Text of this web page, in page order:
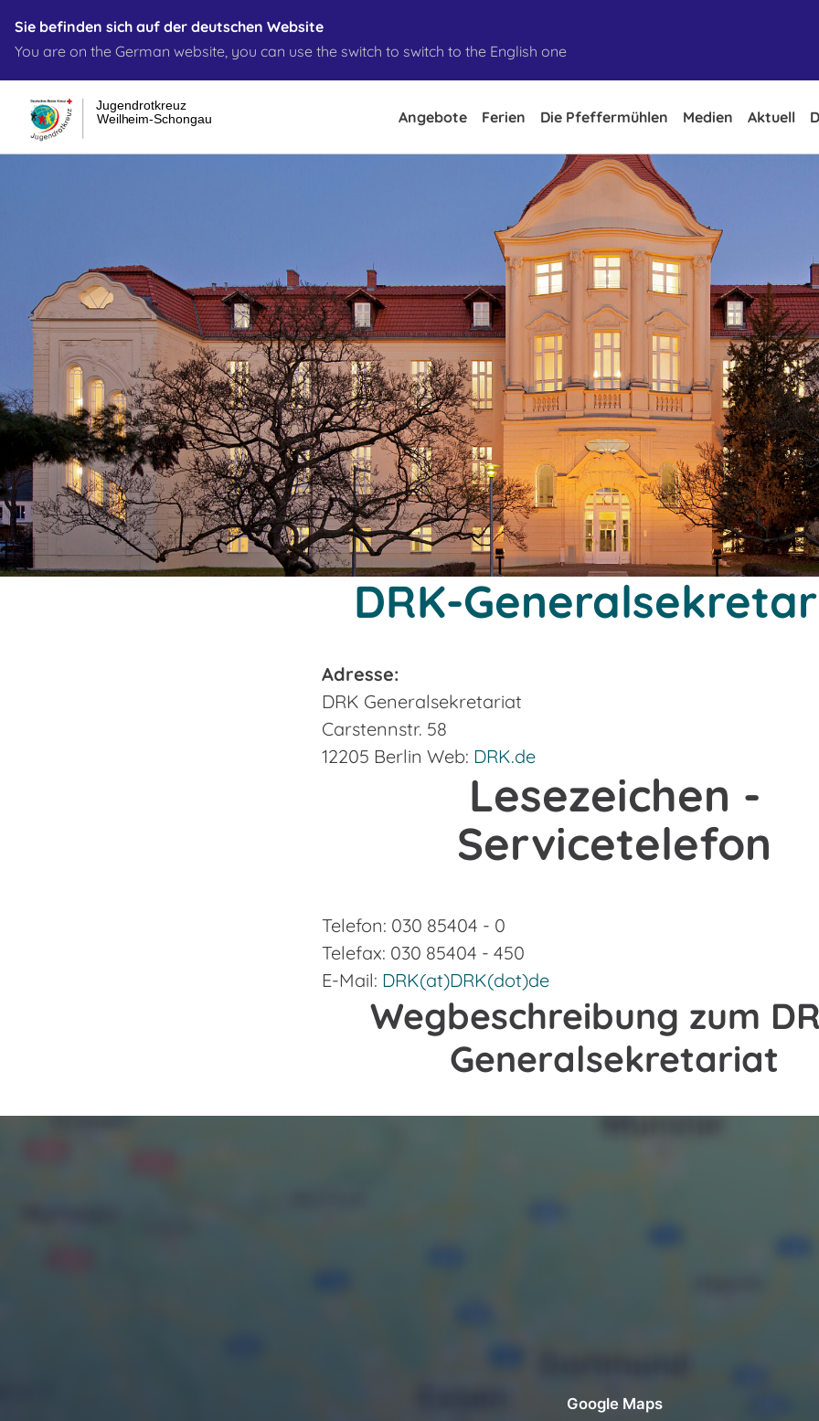
Sie befinden sich auf der deutschen Website
You are on the German website, you can use the switch to switch to the English one
Weilheim-Schongau
Jugendrotkreuz
Angebote Ferien Die Pfeffermühlen Medien Aktuell
DRK-
Adresse:
DRK Generalsekretariat
Carstennstr. 58
12205 Berlin Web: DRK.de
Lesezeichen -
Servicetelefon
Telefon: 030 85404 - 0
Telefax: 030 85404 - 450
E-Mail: DRK(at)DRK(dot)de
Wegbeschreibung zum
Generalsekretariat
Google Maps